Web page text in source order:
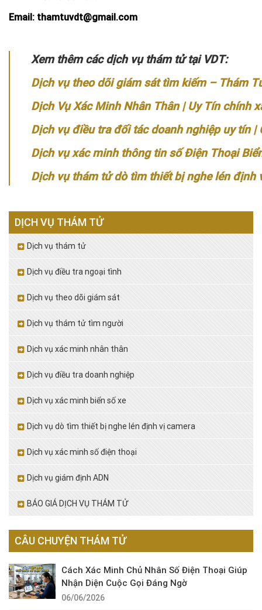
Email: thamtuvdt@gmail.com
Xem thêm các dịch vụ thám tử tại VDT:
Dịch vụ theo dõi giám sát tìm kiếm – Thám
Dịch Vụ Xác Minh Nhân Thân | Uy Tín chính
Dịch vụ điều tra đối tác doanh nghiệp uy tín |
Dịch vụ xác minh thông tin số Điện Thoại
Dịch vụ thám tử dò tìm thiết bị nghe lén định
DỊCH VỤ THÁM TỬ
Dịch vụ thám tử
Dịch vụ điều tra ngoại tình
Dịch vụ theo dõi giám sát
Dịch vụ thám tử tìm người
Dịch vụ xác minh nhân thân
Dịch vụ điều tra doanh nghiệp
Dịch vụ xác minh biển số xe
Dịch vụ dò tìm thiết bị nghe lén định vị camera
Dịch vụ xác minh số điện thoại
Dịch vụ giám định ADN
BÁO GIÁ DỊCH VỤ THÁM TỬ
CÂU CHUYỆN THÁM TỬ
Cách Xác Minh Chủ Nhân Số Điện Thoại Giúp
Nhận Diện Cuộc Gọi Đáng Ngờ
06/06/2026